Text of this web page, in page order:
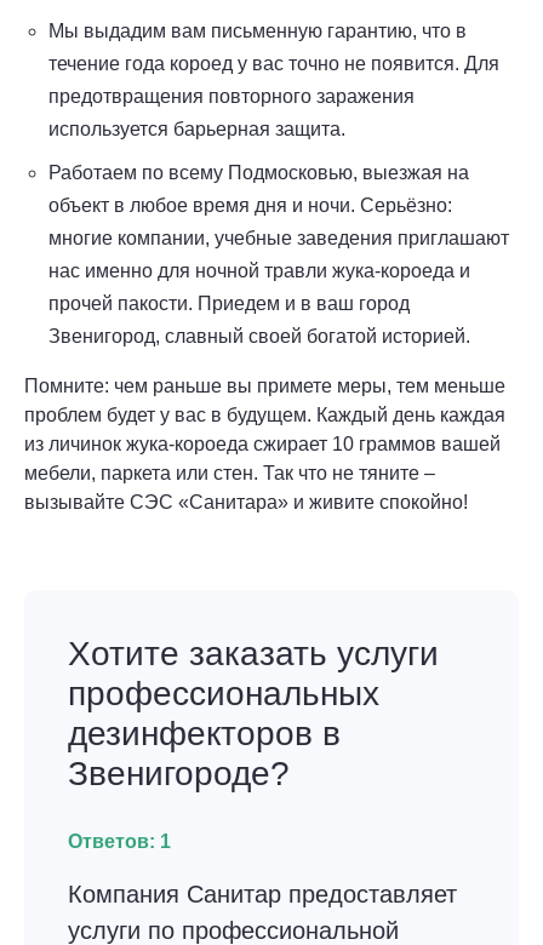
Мы выдадим вам письменную гарантию, что в
течение года короед у вас точно не появится. Для
предотвращения повторного заражения
используется барьерная защита.
Работаем по всему Подмосковью, выезжая на
объект в любое время дня и ночи. Серьёзно:
многие компании, учебные заведения приглашают
нас именно для ночной травли жука-короеда и
прочей пакости. Приедем и в ваш город
Звенигород, славный своей богатой историей.
Помните: чем раньше вы примете меры, тем меньше
проблем будет у вас в будущем. Каждый день каждая
из личинок жука-короеда сжирает 10 граммов вашей
мебели, паркета или стен. Так что не тяните –
вызывайте СЭС «Санитара» и живите спокойно!
Хотите заказать услуги
профессиональных
дезинфекторов в
Звенигороде?
Ответов: 1
Компания Санитар предоставляет
услуги по профессиональной